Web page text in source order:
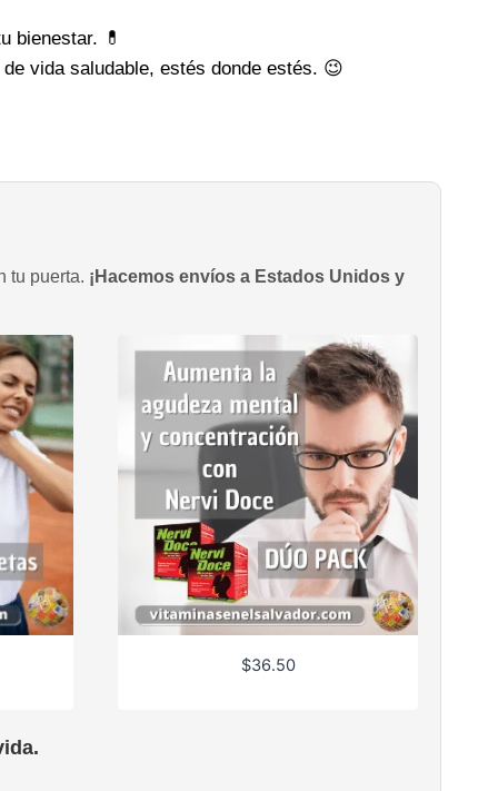
bienestar. 💊
vida saludable, estés donde estés. 😉
tu puerta. ¡Hacemos envíos a Estados Unidos y
$36.50